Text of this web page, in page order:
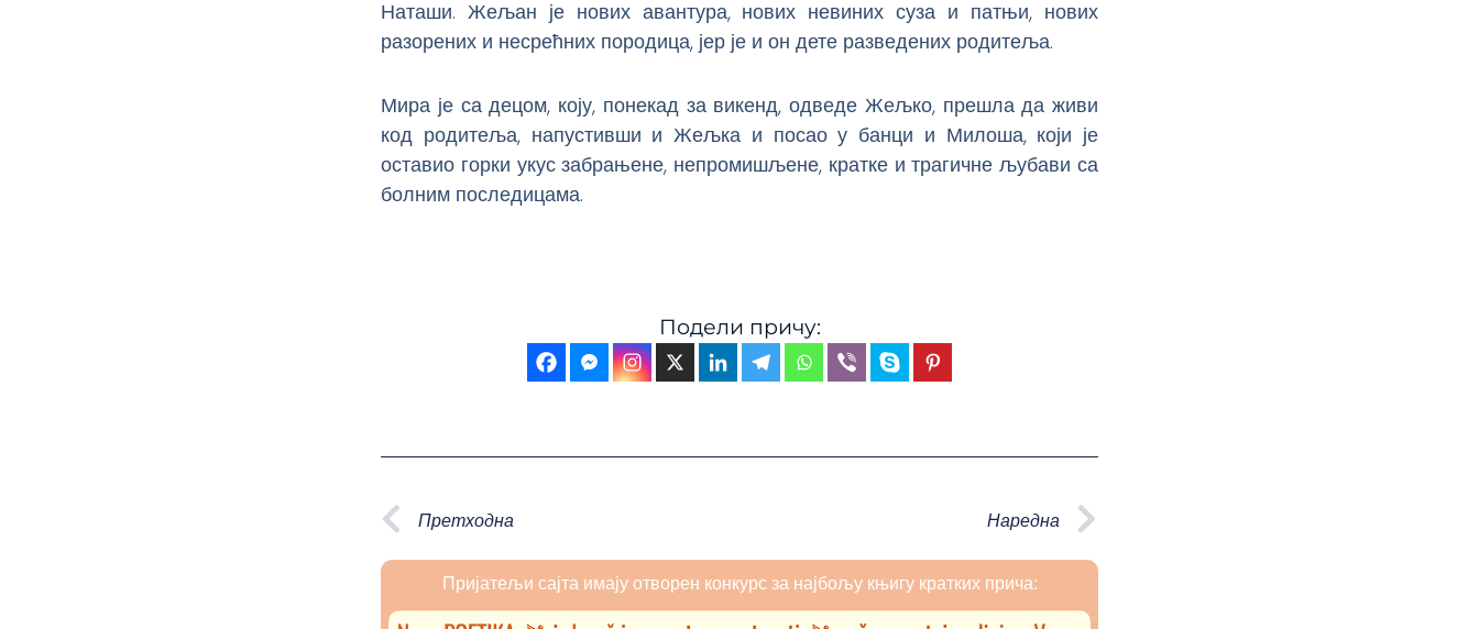
Наташи. Жељан је нових авантура, нових невиних суза и патњи, нових
разорених и несрећних породица, јер је и он дете разведених родитеља.
Мира је са децом, коју, понекад за викенд, одведе Жељко, прешла да живи
код родитеља, напустивши и Жељка и посао у банци и Милоша, који је
оставио горки укус забрањене, непромишљене, кратке и трагичне љубави са
болним последицама.
Подели причу:
Претходна Наредна
Пријатељи сајта имају отворен конкурс за најбољу књигу кратких прича: